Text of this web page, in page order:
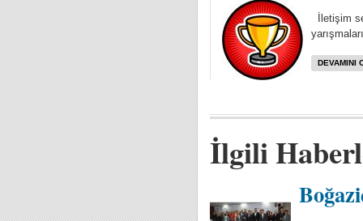
İletişim
DEVAMINI
İlgili